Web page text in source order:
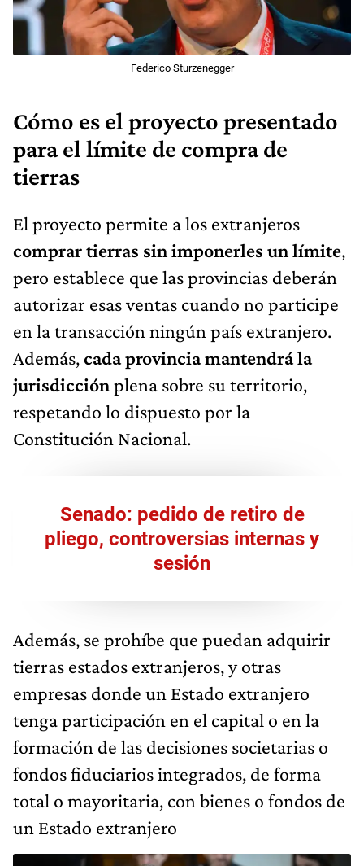
Federico Sturzenegger
Cómo es el proyecto presentado
para el límite de compra de
tierras
El proyecto permite a los extranjeros
comprar tierras sin imponerles un límite,
pero establece que las provincias deberán
autorizar esas ventas cuando no participe
en la transacción ningún país extranjero.
Además,cada provincia mantendrá la
jurisdicciónplena sobre su territorio,
respetando lo dispuesto por la
Constitución Nacional.
Senado: pedido de retiro de
pliego, controversias internas y
sesión
Además, se prohíbe que puedan adquirir
tierras estados extranjeros, y otras
empresas donde un Estado extranjero
tenga participación en el capital o en la
formación de las decisiones societarias o
fondos fiduciarios integrados, de forma
total o mayoritaria, con bienes o fondos de
un Estado extranjero